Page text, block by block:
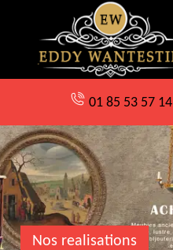
01 85 53 57 14
Nos realisations